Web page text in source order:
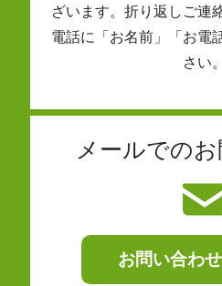
ざいます。折り返しご連
電話に「お名前」「お電
さい。
メールでの
お問い合わ